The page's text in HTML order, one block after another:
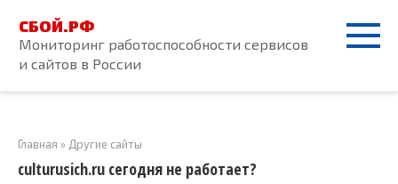
контенту
СБОЙ.РФ
Мониторинг работоспособности сервисов
и сайтов в России
Главная » Другие сайты
culturusich.ru сегодня не работает?